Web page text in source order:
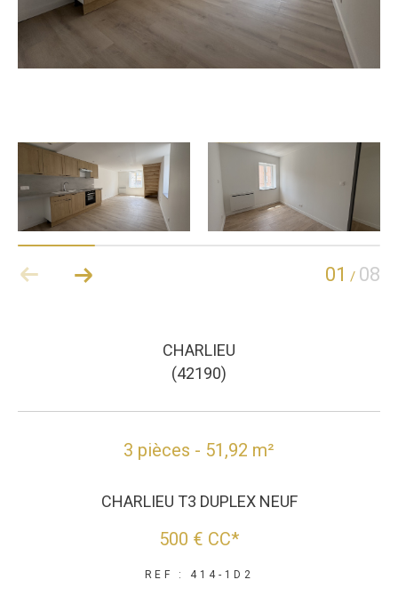
01 / 08
CHARLIEU
(42190)
3 pièces - 51,92 m²
CHARLIEU T3 DUPLEX NEUF
500 € CC*
REF : 414-1D2